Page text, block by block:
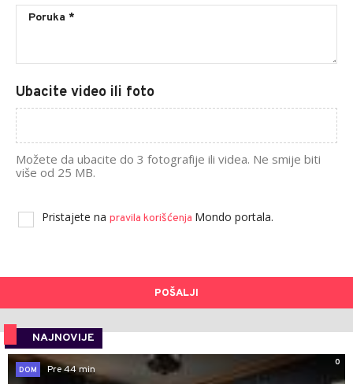
Ubacite video ili foto
Možete da ubacite do 3 fotografije ili videa. Ne smije biti
više od 25 MB.
Pristajete na pravila korišćenja Mondo portala.
POŠALJI
NAJNOVIJE
0
DOM
Pre 44 min